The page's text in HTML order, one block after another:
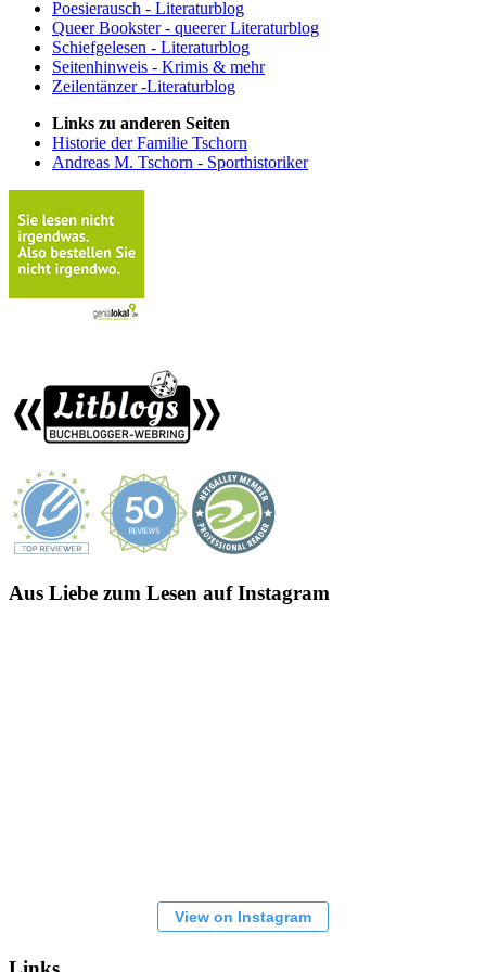
Poesierausch - Literaturblog
Queer Bookster - queerer Literaturblog
Schiefgelesen - Literaturblog
Seitenhinweis - Krimis & mehr
Zeilentänzer -Literaturblog
Links zu anderen Seiten
Historie der Familie Tschorn
Andreas M. Tschorn - Sporthistoriker
Aus Liebe zum Lesen auf Instagram
View on Instagram